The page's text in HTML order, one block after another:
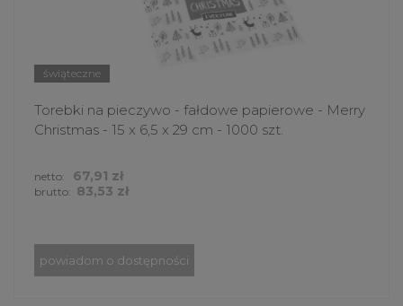
świąteczne
Torebki na pieczywo - fałdowe papierowe - Merry
Christmas - 15 x 6,5 x 29 cm - 1000 szt.
brutto: 83,53 zł
netto: 67,91 zł
powiadom o dostępności